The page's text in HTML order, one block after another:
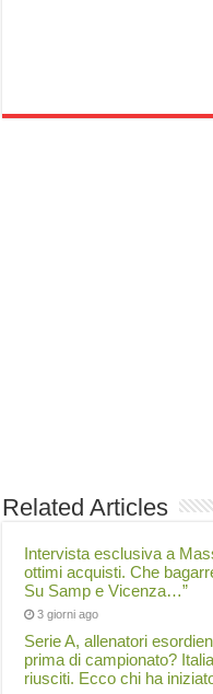
Related Articles
Intervista esclusiva a
ottimi acquisti. Che
Su Samp e Vicenza…”
3 giorni ago
Serie A, allenatori
prima di campionato?
riusciti. Ecco chi ha